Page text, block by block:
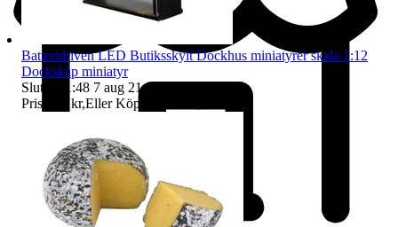
Batteridriven LED Butiksskylt Dockhus miniatyrer skala 1:12
Dockskåp miniatyr
Sluttid
21:48 7 aug 21:48
Pris:
195 kr,Eller Köp nu